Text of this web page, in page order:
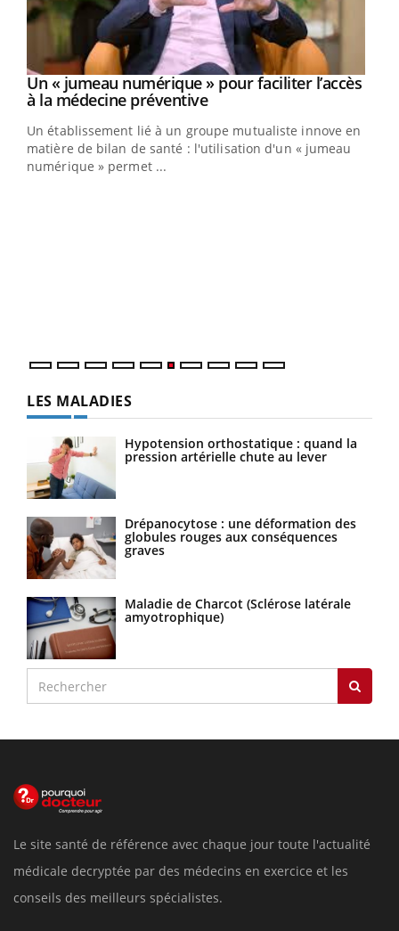
Youtube
Un « jumeau numérique » pour faciliter l’accès
à la médecine préventiveYoutube
Un établissement lié à un groupe mutualiste innove en
matière de bilan de santé : l'utilisation d'un « jumeau
numérique » permet ...
LES MALADIES
Hypotension orthostatique : quand la
pression artérielle chute au lever
Drépanocytose : une déformation des
globules rouges aux conséquences
graves
Maladie de Charcot (Sclérose latérale
amyotrophique)
Le site santé de référence avec chaque jour toute l'actualité
médicale decryptée par des médecins en exercice et les
conseils des meilleurs spécialistes.